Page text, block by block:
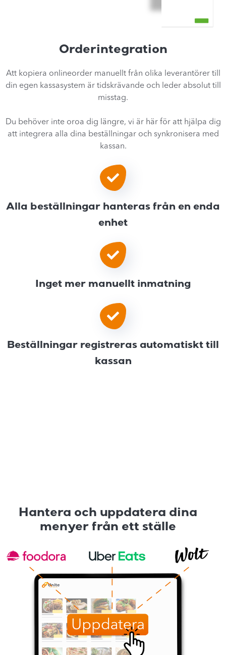
Orderintegration
Att kopiera onlineorder manuellt från olika leverantörer till
din egen kassasystem är tidskrävande och leder absolut till
misstag.
Du behöver inte oroa dig längre, vi är här för att hjälpa dig
att integrera alla dina beställningar och synkronisera med
kassan.
Alla beställningar hanteras från en enda
enhet
Inget mer manuellt inmatning
Beställningar registreras automatiskt till
kassan
Hantera och uppdatera dina
menyer från ett ställe